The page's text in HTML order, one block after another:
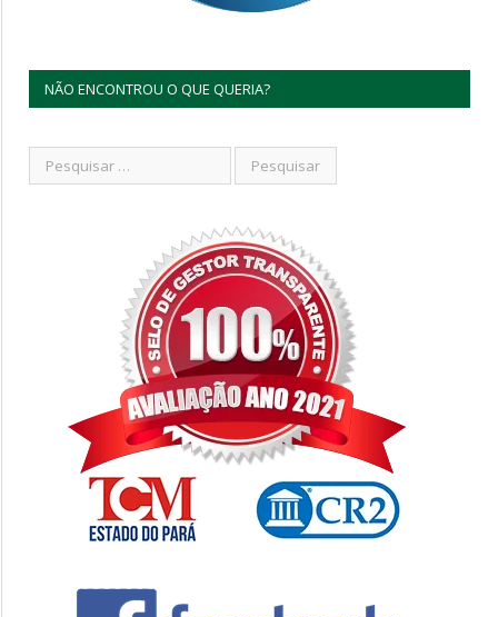
NÃO ENCONTROU O QUE QUERIA?